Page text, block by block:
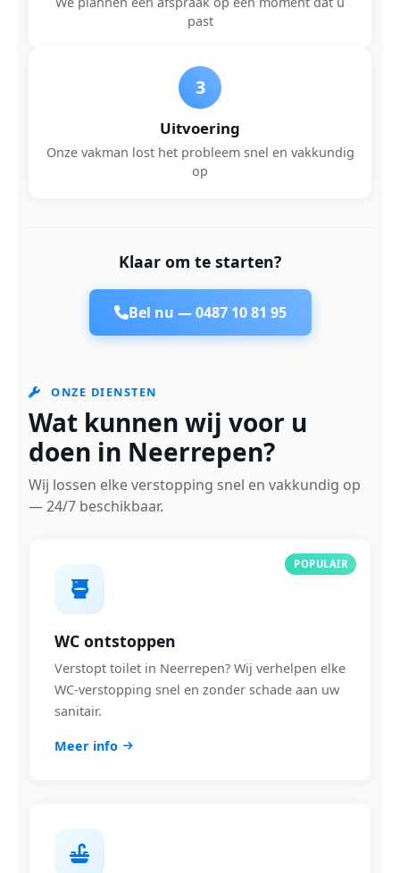
past
3
Uitvoering
Onze vakman lost het probleem snel en vakkundig
op
Klaar om te starten?
Bel nu —0487 10 81 95
ONZE DIENSTEN
Wat kunnen wij voor u
doen in Neerrepen?
Wij lossen elke verstopping snel en vakkundig op
— 24/7 beschikbaar.
POPULAIR
WC ontstoppen
Verstopt toilet in Neerrepen? Wij verhelpen elke
WC-verstopping snel en zonder schade aan uw
sanitair.
Meer info